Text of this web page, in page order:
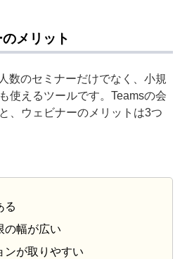
メリット
数のセミナーだけでなく、小規
使えるツールです。Teamsの会
、ウェビナーのメリットは3つ
る
の幅が広い
ンが取りやすい